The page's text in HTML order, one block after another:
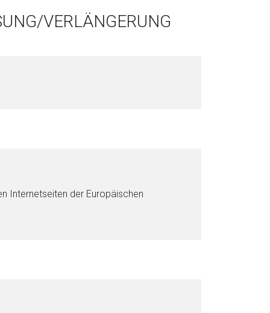
VERLÄNGERUNG
Internetseiten der Europäischen